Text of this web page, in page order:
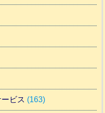
ビス (163)